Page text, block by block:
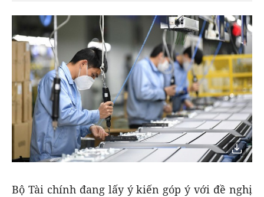
Bộ Tài chính đang lấy ý kiến góp ý với đề nghị